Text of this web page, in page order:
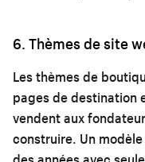
6. Thèmes de site
Les thèmes de
pages de destination
vendent aux
construire. Un